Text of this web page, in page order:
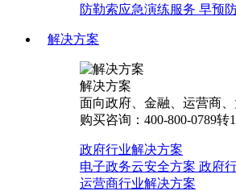
防勒索应急演练服务 早预
解决方案
解决方案
面向政府、金融、运营商
购买咨询：400-800-0789转1
政府行业解决方案
电子政务云安全方案 政府
运营商行业解决方案